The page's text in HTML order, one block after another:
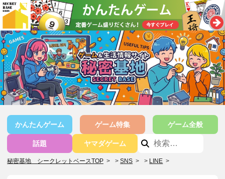
かんたんゲーム ゲーム特集 ゲーム全般
話題 ヤマダゲーム
秘密基地 シークレットベースTOP > SNS > LINE >